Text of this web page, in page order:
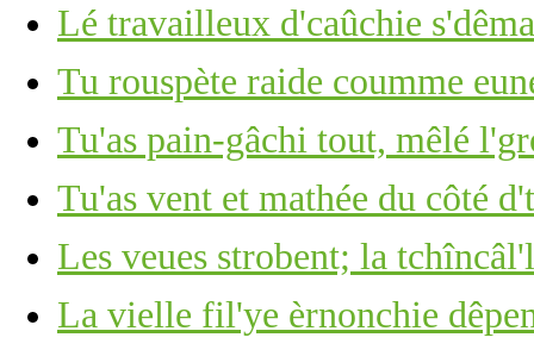
Lé travailleux d'caûchie
Tu rouspète raide coumme
Tu'as pain-gâchi tout, mêlé
Tu'as vent et mathée du côté
Les veues strobent; la
La vielle fil'ye èrnonchie